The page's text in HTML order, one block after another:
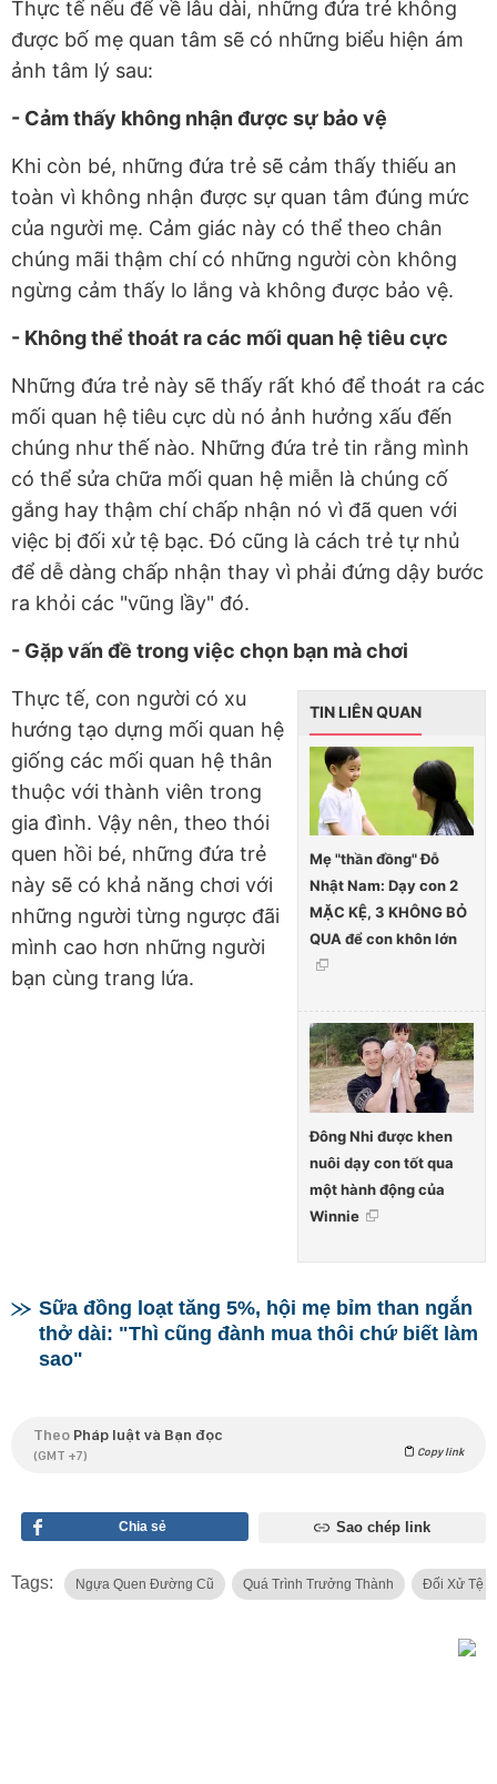
Thực tế nếu để về lâu dài, những đứa trẻ không
được bố mẹ quan tâm sẽ có những biểu hiện ám
ảnh tâm lý sau:
- Cảm thấy không nhận được sự bảo vệ
Khi còn bé, những đứa trẻ sẽ cảm thấy thiếu an
toàn vì không nhận được sự quan tâm đúng mức
của người mẹ. Cảm giác này có thể theo chân
chúng mãi thậm chí có những người còn không
ngừng cảm thấy lo lắng và không được bảo vệ.
- Không thể thoát ra các mối quan hệ tiêu cực
Những đứa trẻ này sẽ thấy rất khó để thoát ra các
mối quan hệ tiêu cực dù nó ảnh hưởng xấu đến
chúng như thế nào. Những đứa trẻ tin rằng mình
có thể sửa chữa mối quan hệ miễn là chúng cố
gắng hay thậm chí chấp nhận nó vì đã quen với
việc bị đối xử tệ bạc. Đó cũng là cách trẻ tự nhủ
để dễ dàng chấp nhận thay vì phải đứng dậy bước
ra khỏi các "vũng lầy" đó.
- Gặp vấn đề trong việc chọn bạn mà chơi
TIN LIÊN QUAN
Mẹ "thần đồng" Đỗ
Nhật Nam: Dạy con 2
MẶC KỆ, 3 KHÔNG BỎ
QUA để con khôn lớn
Đông Nhi được khen
nuôi dạy con tốt qua
một hành động của
Winnie
Thực tế, con người có xu
hướng tạo dựng mối quan hệ
giống các mối quan hệ thân
thuộc với thành viên trong
gia đình. Vậy nên, theo thói
quen hồi bé, những đứa trẻ
này sẽ có khả năng chơi với
những người từng ngược đãi
mình cao hơn những người
bạn cùng trang lứa.
Sữa đồng loạt tăng 5%, hội mẹ bỉm than ngắn
thở dài: "Thì cũng đành mua thôi chứ biết làm
sao"
Theo Pháp luật và Bạn đọc
(GMT +7) Copy link
Chia sẻ Sao chép link
Tags: Ngựa Quen Đường Cũ Quá Trình Trưởng Thành Đối Xử Tệ